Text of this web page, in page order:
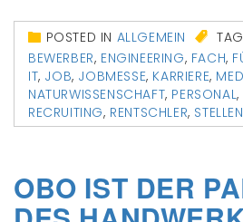
POSTED IN ALLGEMEIN
BEWERBER, ENGINEERING, FACH,
IT, JOB, JOBMESSE, KARRIERE,
NATURWISSENSCHAFT, PERSONAL,
RECRUITING, RENTSCHLER, STELLEN
OBO IST DER